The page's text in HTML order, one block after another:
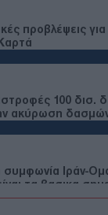
προβλέψεις
100 δισ.
ακύρωση
συμφωνία Ιράν-
τα βασικα